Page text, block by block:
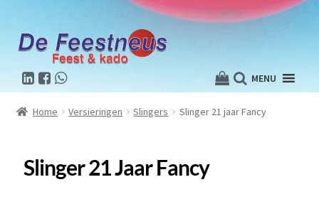
MENU
Home Versieringen Slingers Slinger 21 jaar Fancy
Slinger 21 Jaar Fancy